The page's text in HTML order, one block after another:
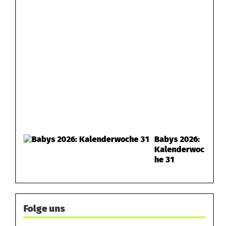
Babys 2026:
Kalenderwoc
he 31
Folge uns